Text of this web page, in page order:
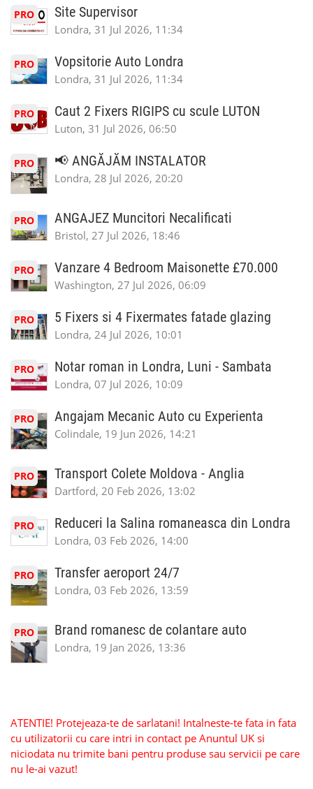
PRO Site Supervisor
Londra, 31 Jul 2026, 11:34
PRO Vopsitorie Auto Londra
Londra, 31 Jul 2026, 11:34
PRO Caut 2 Fixers RIGIPS cu scule LUTON
Luton, 31 Jul 2026, 06:50
PRO 📢 ANGĂJĂM INSTALATOR
Londra, 28 Jul 2026, 20:20
PRO ANGAJEZ Muncitori Necalificati
Bristol, 27 Jul 2026, 18:46
PRO Vanzare 4 Bedroom Maisonette £70.000
Washington, 27 Jul 2026, 06:09
PRO 5 Fixers si 4 Fixermates fatade glazing
Londra, 24 Jul 2026, 10:01
PRO Notar roman in Londra, Luni - Sambata
Londra, 07 Jul 2026, 10:09
PRO Angajam Mecanic Auto cu Experienta
Colindale, 19 Jun 2026, 14:21
PRO Transport Colete Moldova - Anglia
Dartford, 20 Feb 2026, 13:02
PRO Reduceri la Salina romaneasca din Londra
Londra, 03 Feb 2026, 14:00
PRO Transfer aeroport 24/7
Londra, 03 Feb 2026, 13:59
PRO Brand romanesc de colantare auto
Londra, 19 Jan 2026, 13:36
ATENTIE! Protejeaza-te de sarlatani! Intalneste-te fata in fata
cu utilizatorii cu care intri in contact pe Anuntul UK si
niciodata nu trimite bani pentru produse sau servicii pe care
nu le-ai vazut!